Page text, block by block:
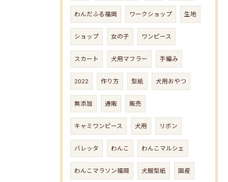
わんだふる福岡 ワークショップ 生地
ショップ 女の子 ワンピース
スカート 犬用マフラー 手編み
2022 作り方 型紙 犬用おやつ
無添加 通販 販売
キャミワンピース 犬用 リボン
バレッタ わんこ わんこマルシェ
わんこマラソン福岡 犬服型紙 国産